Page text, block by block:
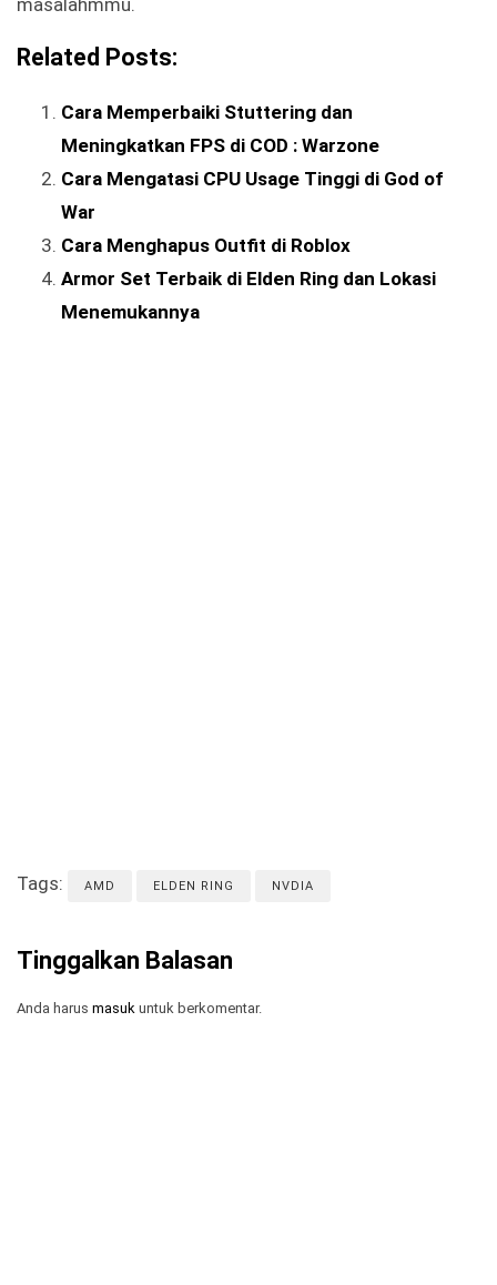
masalahmmu.
Related Posts:
Cara Memperbaiki Stuttering dan
Meningkatkan FPS di COD : Warzone
Cara Mengatasi CPU Usage Tinggi di God of
War
Cara Menghapus Outfit di Roblox
Armor Set Terbaik di Elden Ring dan Lokasi
Menemukannya
Tags: AMD ELDEN RING NVDIA
Tinggalkan Balasan
Anda harus masuk untuk berkomentar.